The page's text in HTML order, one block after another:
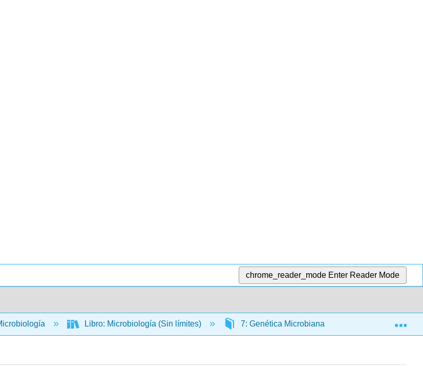
chrome_reader_mode Enter Reader Mode
Libro: Microbiología (Sin límites) 7: Genética Microbiana 7.13: